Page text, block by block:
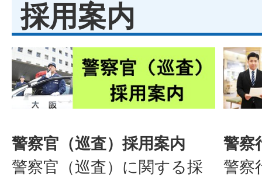
採用案内
警察官（巡査）採用案内
警察官（巡査）に関する採
警察
警察